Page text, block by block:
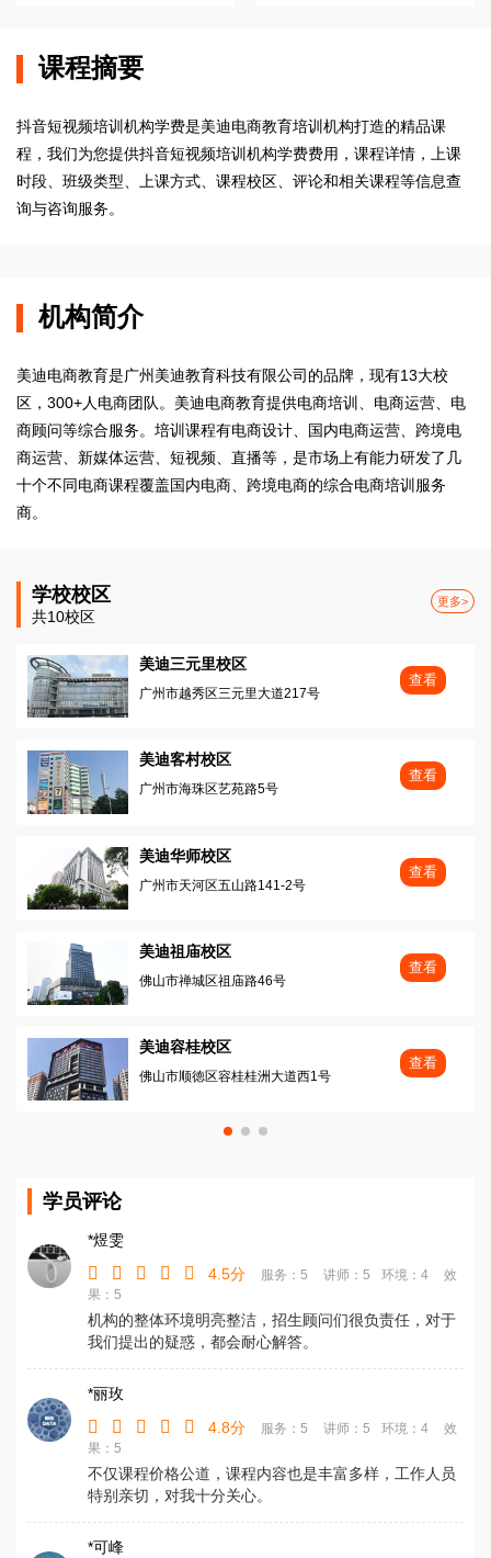
课程摘要
抖音短视频培训机构学费是美迪电商教育培训机构打造的精品课
程，我们为您提供抖音短视频培训机构学费费用，课程详情，上课
时段、班级类型、上课方式、课程校区、评论和相关课程等信息查
询与咨询服务。
机构简介
美迪电商教育是广州美迪教育科技有限公司的品牌，现有13大校
区，300+人电商团队。美迪电商教育提供电商培训、电商运营、电
商顾问等综合服务。培训课程有电商设计、国内电商运营、跨境电
商运营、新媒体运营、短视频、直播等，是市场上有能力研发了几
十个不同电商课程覆盖国内电商、跨境电商的综合电商培训服务
商。
学校校区
共10校区
更多>
美迪三元里校区
广州市越秀区三元里大道217号
查看
美迪客村校区
广州市海珠区艺苑路5号
查看
美迪华师校区
广州市天河区五山路141-2号
查看
美迪祖庙校区
佛山市禅城区祖庙路46号
查看
美迪容桂校区
佛山市顺徳区容桂桂洲大道西1号
查看
学员评论
*煜雯
4.5分
服务：5 讲师：5 环境：4
效
果：5
机构的整体环境明亮整洁，招生顾问们很负责任，对于
我们提出的疑惑，都会耐心解答。
*丽玫
4.8分
服务：5 讲师：5 环境：4
效
果：5
不仅课程价格公道，课程内容也是丰富多样，工作人员
特别亲切，对我十分关心。
*可峰